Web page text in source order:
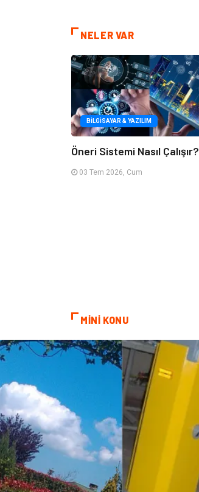
NELER VAR
BILGISAYAR & YAZILIM
Öneri Sistemi Nasıl Çalışır?
03 Tem 2026, Cum
MİNİ KONU